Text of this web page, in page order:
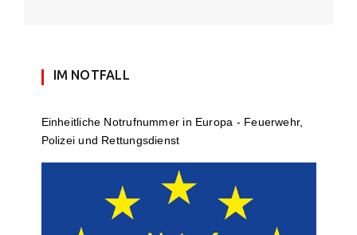
IM NOTFALL
Einheit­li­che Notruf­num­mer in Europa - Feuerwehr,
Polizei und Rettungs­dienst